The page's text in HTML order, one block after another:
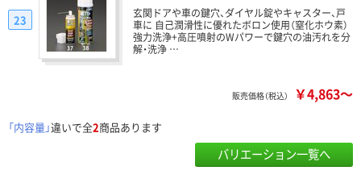
玄関ドアや車の鍵穴、ダイヤル錠やキャスター、戸
車に 自己潤滑性に優れたボロン使用（窒化ホウ素）
強力洗浄+高圧噴射のWパワーで鍵穴の油汚れを分
解・洗浄 …
23
販売価格（税込） ￥4,863～
「内容量」違いで全2商品あります
バリエーション一覧へ